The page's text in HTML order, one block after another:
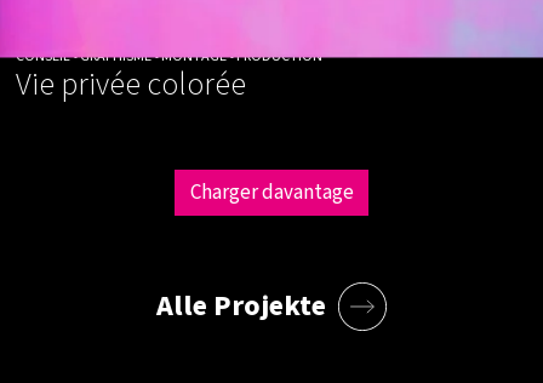
CONSEIL • GRAPHISME • MONTAGE • PRODUCTION
Vie privée colorée
Charger davantage
Alle Projekte